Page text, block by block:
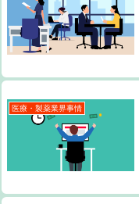
医療・製薬業界事情